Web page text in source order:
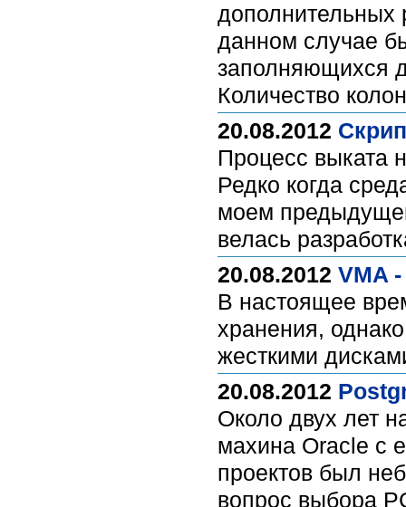
дополнительных
данном случае
заполняющихся
Количество
20.08.2012
Процесс выката
Редко когда
моем
велась
20.08.2012 VMA
В настоящее
хранения,
жесткими
20.08.2012
Около двух лет
махина Oracle с
проектов был
вопрос выбора